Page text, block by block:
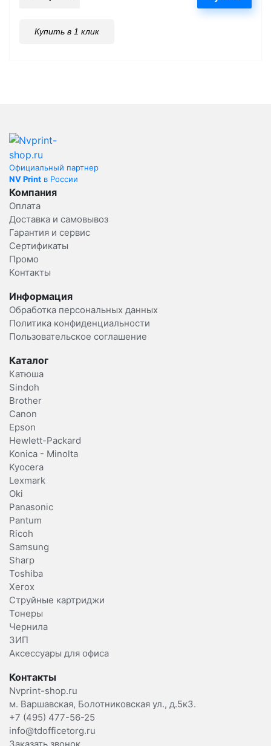
Купить в 1 клик
Официальный партнер
NV Print в России
Компания
Оплата
Доставка и самовывоз
Гарантия и сервис
Сертификаты
Промо
Контакты
Информация
Обработка персональных данных
Политика конфиденциальности
Пользовательское соглашение
Каталог
Катюша
Sindoh
Brother
Canon
Epson
Hewlett-Packard
Konica - Minolta
Kyocera
Lexmark
Oki
Panasonic
Pantum
Ricoh
Samsung
Sharp
Toshiba
Xerox
Струйные картриджи
Тонеры
Чернила
ЗИП
Аксессуары для офиса
Контакты
Nvprint-shop.ru
м. Варшавская, Болотниковская ул., д.5к3.
+7 (495) 477-56-25
info@tdofficetorg.ru
Заказать звонок